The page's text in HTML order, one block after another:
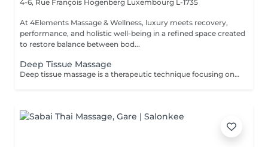
4-6, Rue François Hogenberg Luxembourg L-1735
At 4Elements Massage & Wellness, luxury meets recovery,
performance, and holistic well-being in a refined space created
to restore balance between bod...
Deep Tissue Massage
Deep tissue massage is a therapeutic technique focusing on the deeper layers of muscle and connective tissue, using slow, firm strokes and direct pressure to relieve chronic tension and stubborn "knots". It is highly targeted, aiming to break down adhesions (rigid tissue) and improve mobility, rather than for general relaxation Key Aspects of Deep Tissue Massage: Techniques: Therapists use fingers, thumbs, knuckles, and elbows for deep pressure. Targeted Areas: Commonly focuses on chronic pain areas such as the neck, low back, and shoulders .Benefits: Reduces chronic pain, reduces inflammation, helps with posture, and breaks up scar tissue. Difference from Swedish: Unlike this beginner's guide to deep tissue massage, it is more intense and focused on deep layers. What to expect: It is common to feel slightly tender afterward;learn what to expect during your first deep tissue session.